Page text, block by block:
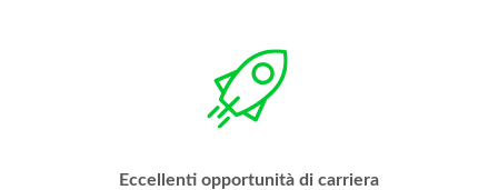
Eccellenti opportunità di carriera